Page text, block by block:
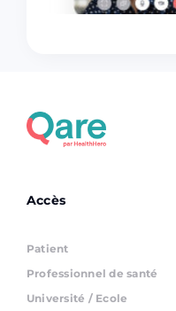
Accès
Patient
Professionnel de santé
Université / Ecole